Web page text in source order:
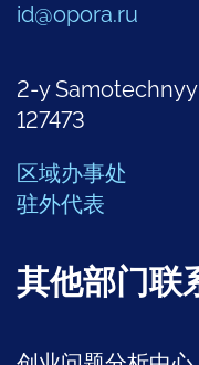
id@opora.ru
2-y
127473
区域办事处
驻外代表
其他部门联